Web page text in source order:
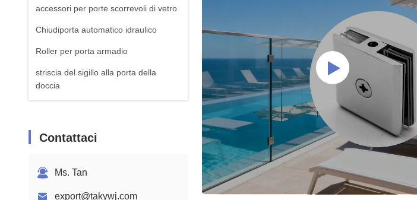
accessori per porte scorrevoli di vetro
Chiudiporta automatico idraulico
Roller per porta armadio
striscia del sigillo alla porta della
doccia
Contattaci
Ms. Tan
export@takywj.com